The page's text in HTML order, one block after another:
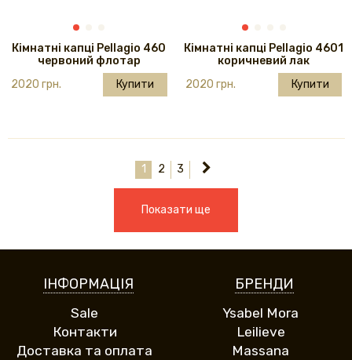
Кімнатні капці Pellagio 460
червоний флотар
2020 грн.
Купити
Кімнатні капці Pellagio 4601
коричневий лак
2020 грн.
Купити
1 2 3
Показати ще
ІНФОРМАЦІЯ
Sale
Контакти
Доставка та оплата
БРЕНДИ
Ysabel Mora
Leilieve
Massana